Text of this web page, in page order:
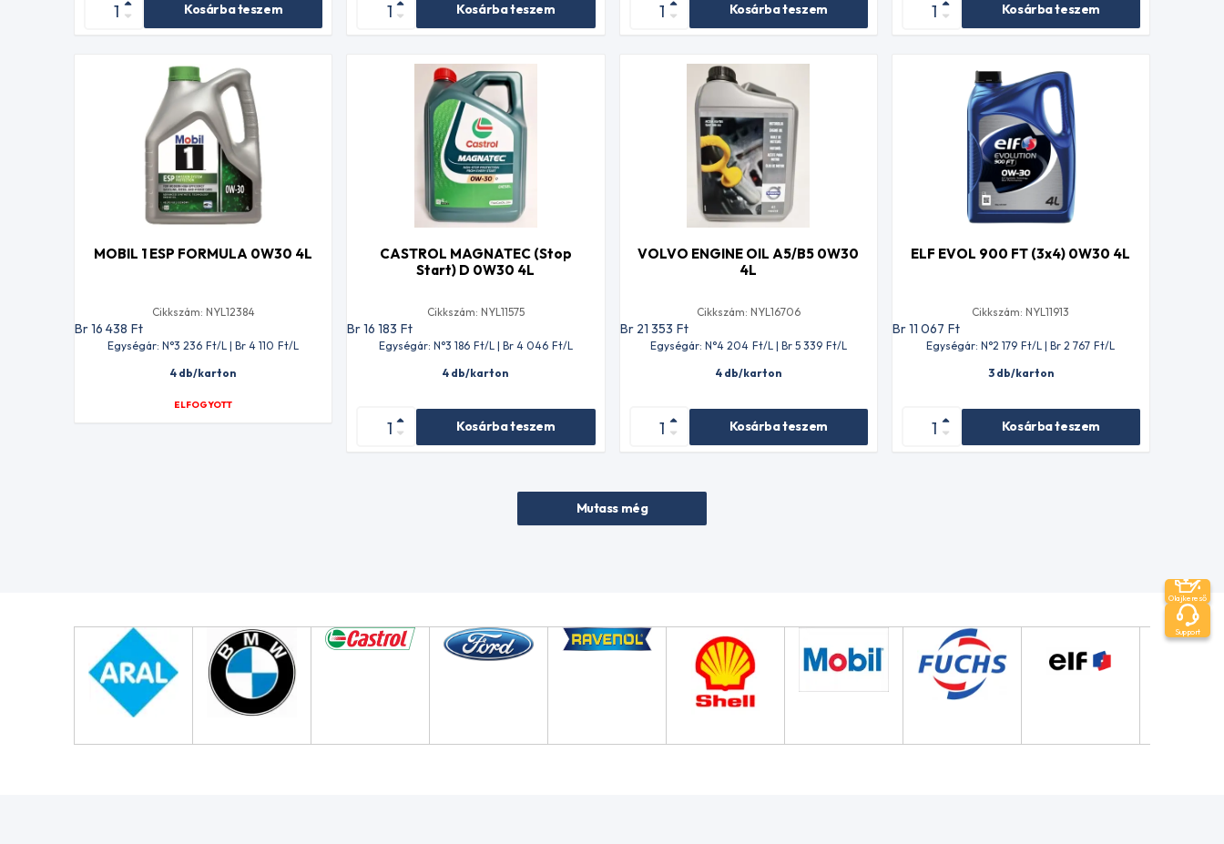
Kosárba teszem Kosárba teszem Kosárba teszem Kosárba teszem
MOBIL 1 ESP FORMULA 0W30 4L
Cikkszám: NYL12384
Br 16 438 Ft
Egységár: N°3 236 Ft/L | Br 4 110 Ft/L
4 db/karton
ELFOGYOTT
CASTROL MAGNATEC (Stop
Start) D 0W30 4L
Cikkszám: NYL11575
Br 16 183 Ft
Egységár: N°3 186 Ft/L | Br 4 046 Ft/L
4 db/karton
Kosárba teszem
VOLVO ENGINE OIL A5/B5 0W30
4L
Cikkszám: NYL16706
Br 21 353 Ft
Egységár: N°4 204 Ft/L | Br 5 339 Ft/L
4 db/karton
Kosárba teszem
ELF EVOL 900 FT (3x4) 0W30 4L
Cikkszám: NYL11913
Br 11 067 Ft
Egységár: N°2 179 Ft/L | Br 2 767 Ft/L
3 db/karton
Kosárba teszem
Mutass még
Olajkereső
Support